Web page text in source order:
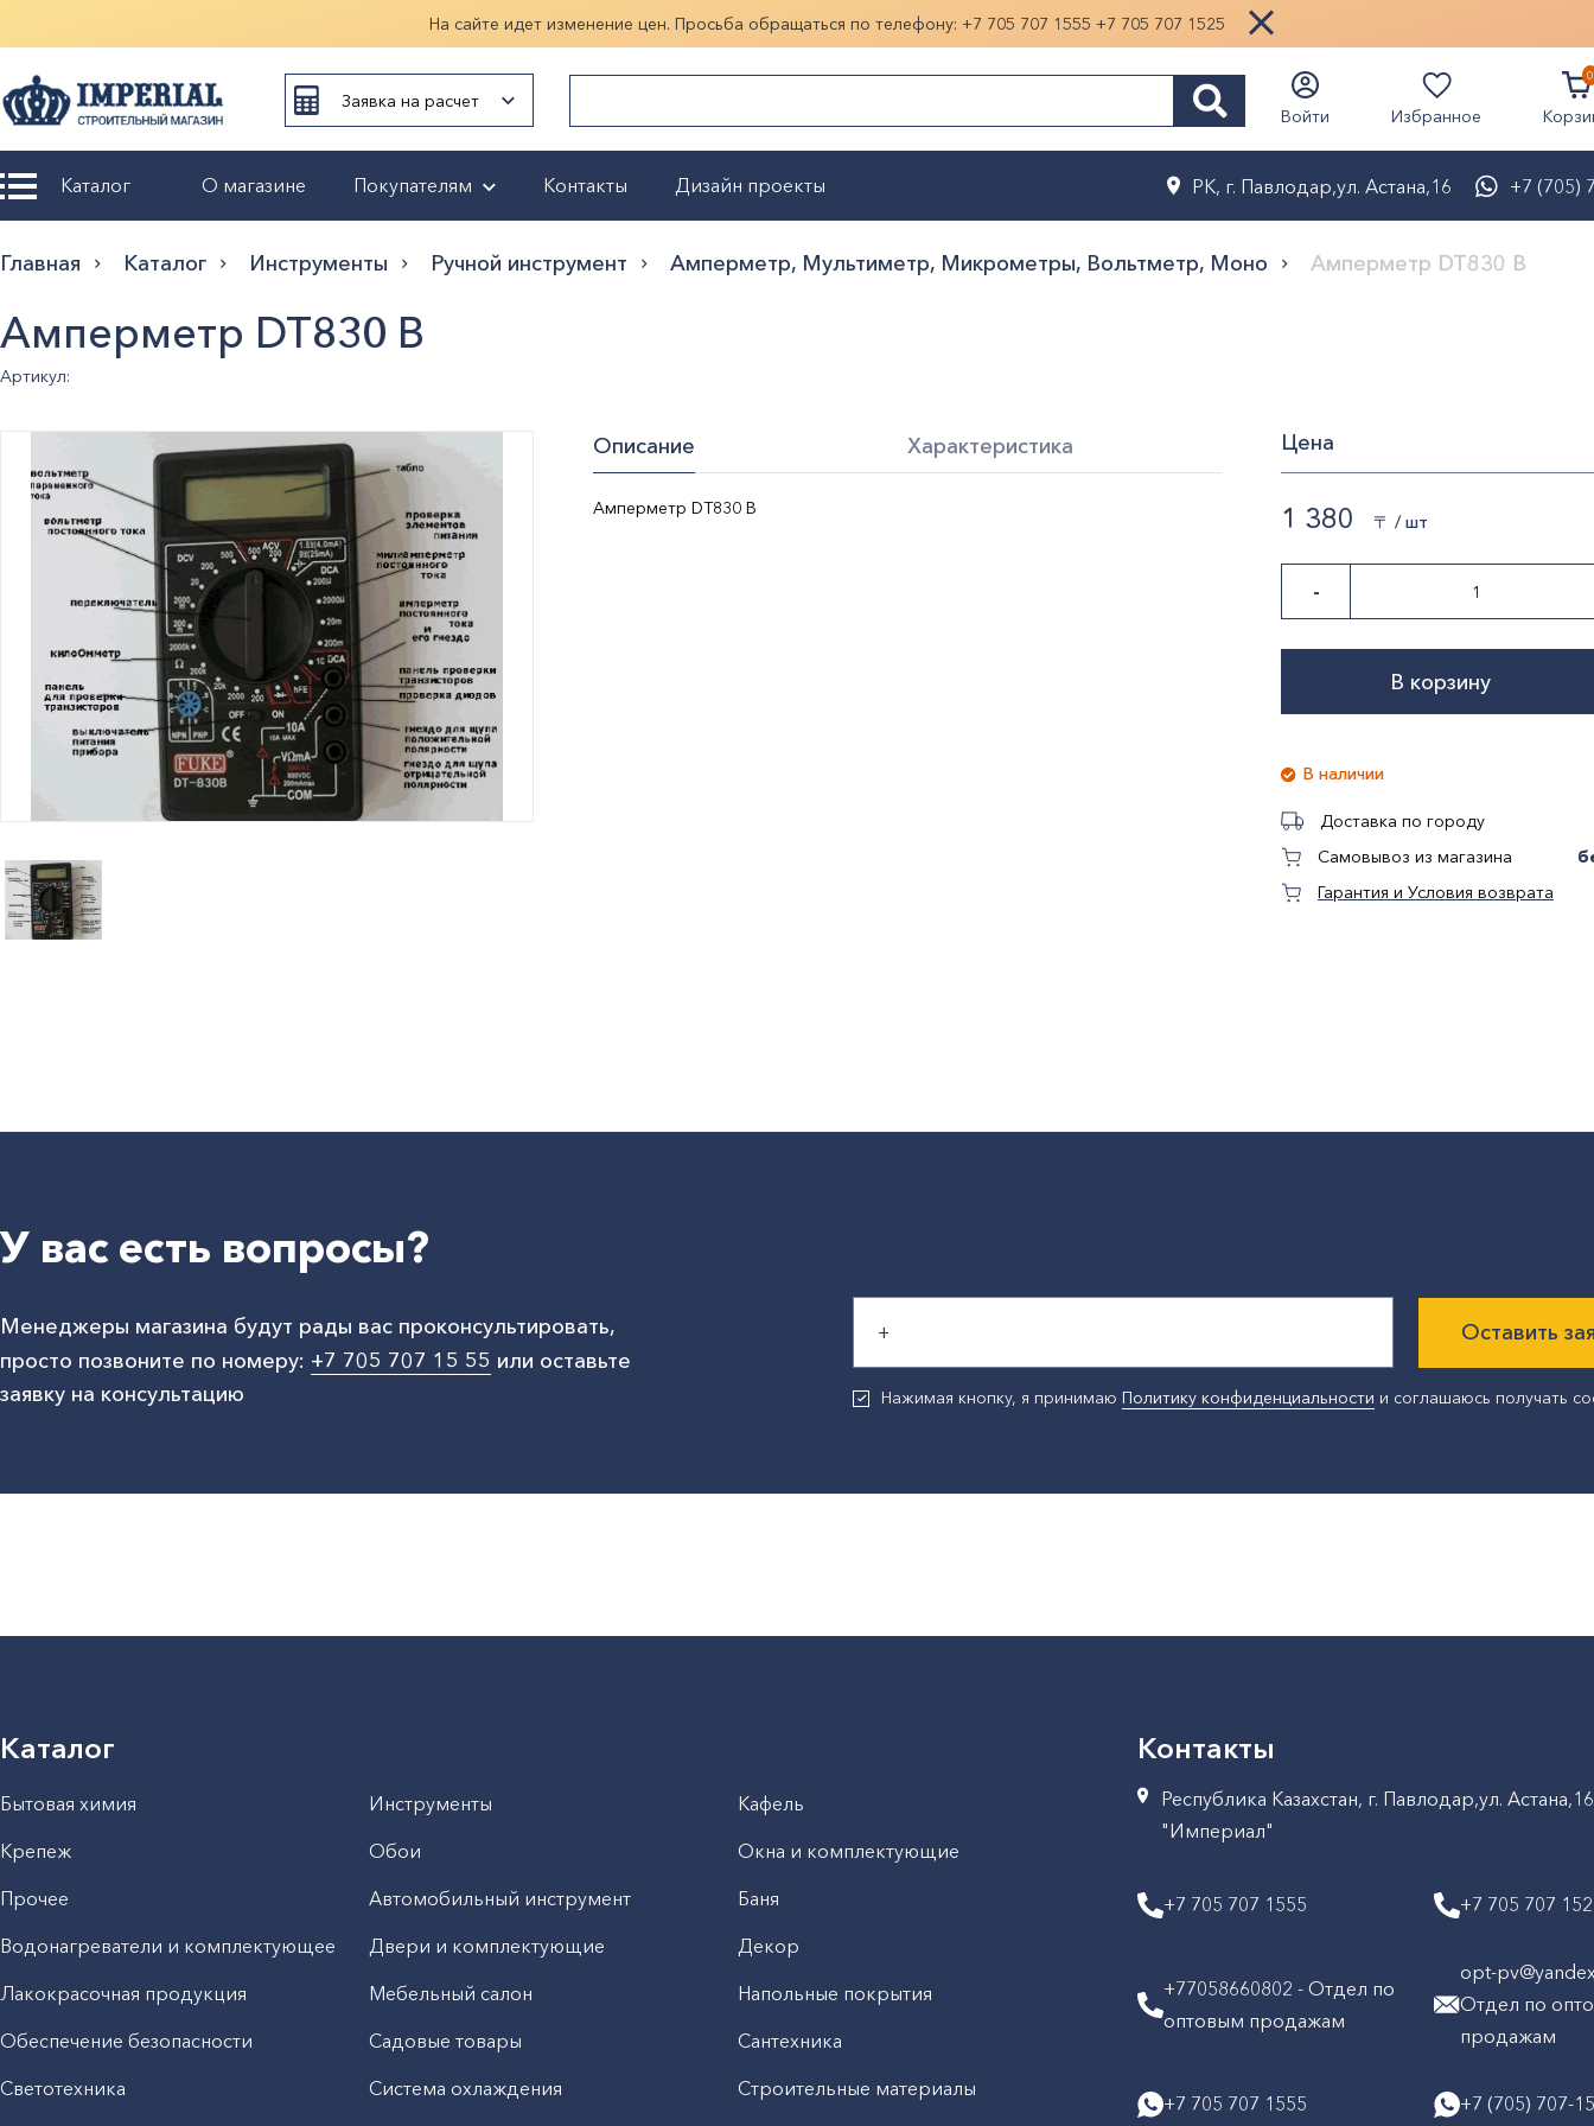
На сайте идет изменение цен. Просьба обращаться по телефону: +7 705 707 1555 +7 705 707 1525
Заявка на расчет
Показать больше
Войти Избранное
0
Каталог О магазине Покупателям
Возврат и
обмен
Гарантия
Оформление
заказа
Юридическим
Часто
задаваемые
вопросы
Контакты Дизайн проекты РК, г. Павлодар,ул. Астана,16 +7 (705)
Главная Каталог Инструменты Ручной инструмент Амперметр, Мультиметр, Микрометры, Вольтметр, Моно Амперметр DT830 В
Амперметр DT830 В
Артикул:
Описание Характеристика
Амперметр DT830 В
Цена
1 380 〒 / шт
-
В корзину
В наличии
Доставка по городу
Самовывоз из магазина
Гарантия и Условия возврата
У вас есть вопросы?
Менеджеры магазина будут рады вас проконсультировать,
просто позвоните по номеру: +7 705 707 15 55 или оставьте
заявку на консультацию
Оставить
Нажимая кнопку, я принимаюПолитику конфиденциальности и соглашаюсь получать
Каталог
Бытовая химия Инструменты
Кафель
Крепеж
Обои
Окна и комплектующие
Прочее
Автомобильный инструмент
Баня
Водонагреватели и комплектующее
Двери и комплектующие
Декор
Лакокрасочная продукция
Мебельный салон
Напольные покрытия
Обеспечение безопасности
Садовые товары
Сантехника
Светотехника
Система охлаждения
Строительные материалы
Контакты
Республика Казахстан, г. Павлодар,ул.
"Империал"
+7 705 707 1555 +7 705 707
+77058660802 - Отдел по
оптовым продажам
opt-
Отдел по
продажам
+7 705 707 1555 +7 (705) 707-